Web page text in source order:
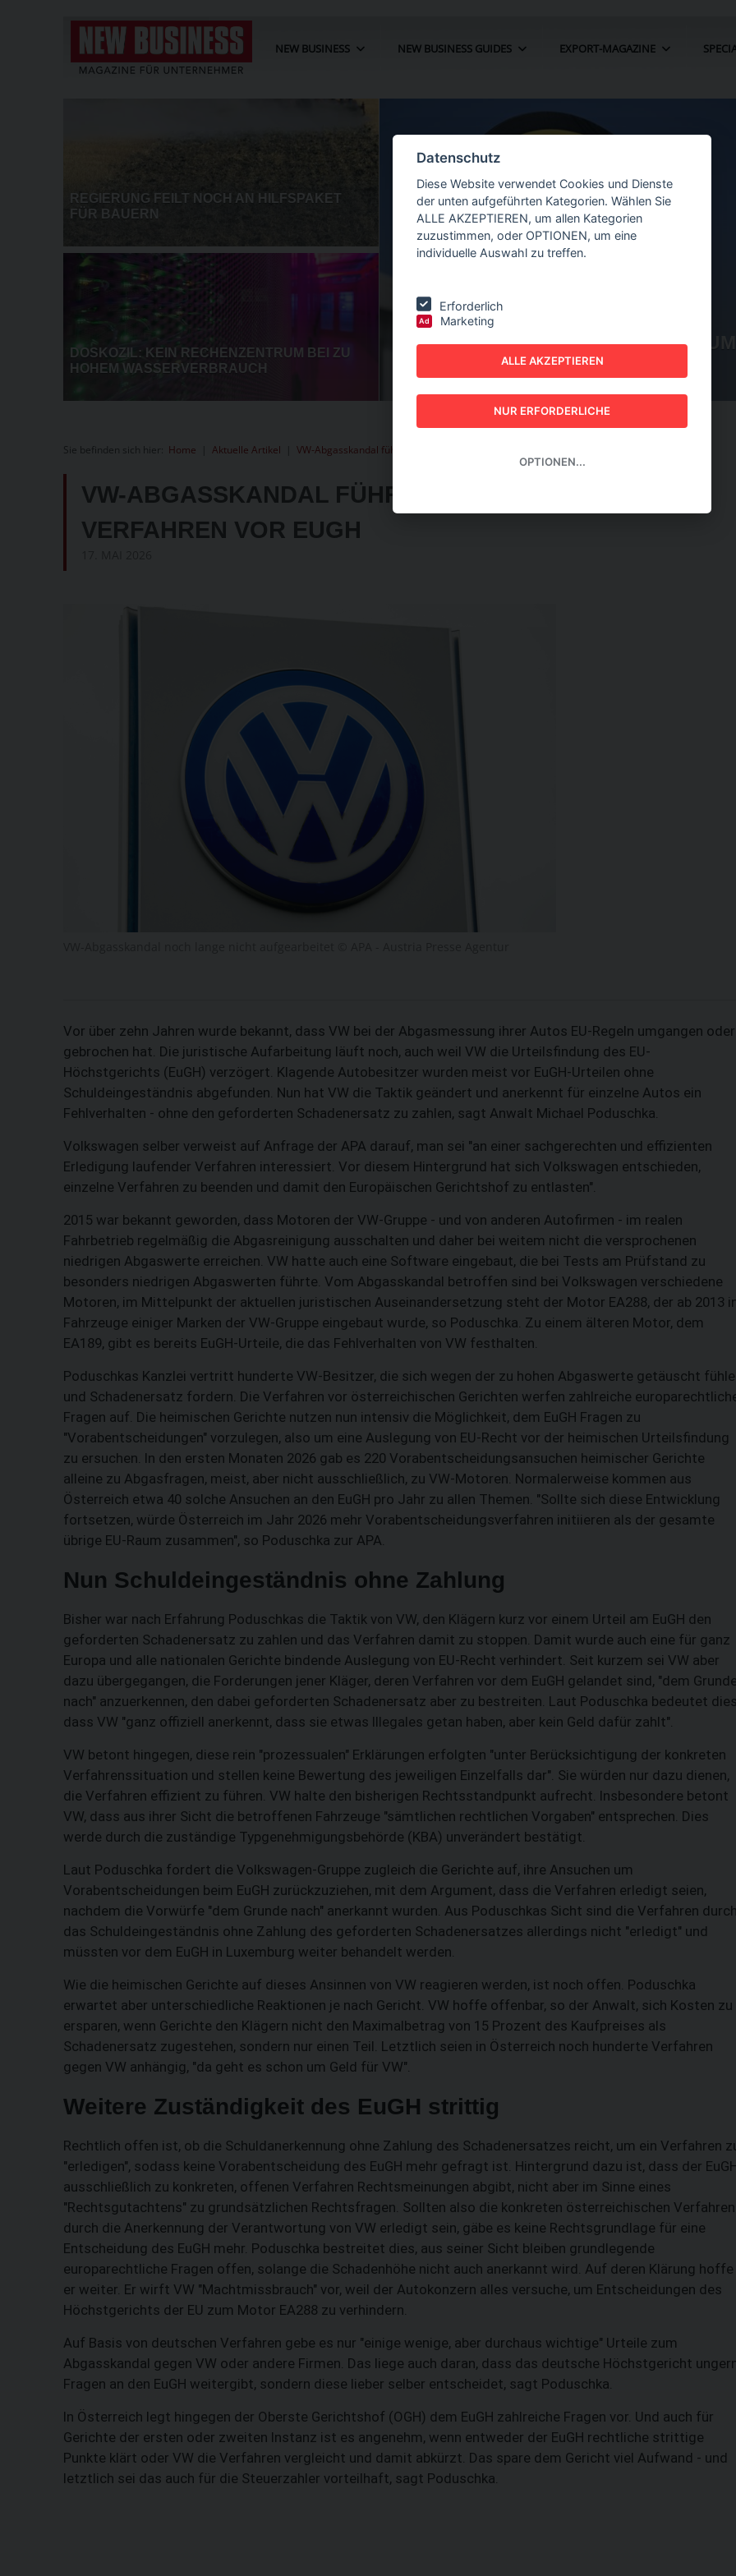
NEW BUSINESS NEW BUSINESS GUIDES EXPORT-MAGAZINE
POST-EBIT SINKT IM HALBJAHR UM 22
PROZENT AUF 73,3 MIO. EURO
GUIDES - AUTOMATION
GUIDE 2026
Sie befinden sich hier: Home Aktuelle Artikel VW-Abgasskandal führt derzeit zu Flut an Verfahren vor EuGH
VW-ABGASSKANDAL FÜHRT DERZEIT ZU FLUT AN
VERFAHREN VOR EUGH
Vor über zehn Jahren wurde bekannt, dass VW bei der Abgasmessung ihrer Autos EU-Regeln umgangen oder
gebrochen hat. Die juristische Aufarbeitung läuft noch, auch weil VW die Urteilsfindung des EU-
Höchstgerichts (EuGH) verzögert. Klagende Autobesitzer wurden meist vor EuGH-Urteilen ohne
Schuldeingeständnis abgefunden. Nun hat VW die Taktik geändert und anerkennt für einzelne Autos ein
Fehlverhalten - ohne den geforderten Schadenersatz zu zahlen, sagt Anwalt Michael Poduschka.
Volkswagen selber verweist auf Anfrage der APA darauf, man sei "an einer sachgerechten und effizienten
Erledigung laufender Verfahren interessiert. Vor diesem Hintergrund hat sich Volkswagen entschieden,
einzelne Verfahren zu beenden und damit den Europäischen Gerichtshof zu entlasten".
2015 war bekannt geworden, dass Motoren der VW-Gruppe - und von anderen Autofirmen - im realen
Fahrbetrieb regelmäßig die Abgasreinigung ausschalten und daher bei weitem nicht die versprochenen
niedrigen Abgaswerte erreichen. VW hatte auch eine Software eingebaut, die bei Tests am Prüfstand zu
besonders niedrigen Abgaswerten führte. Vom Abgasskandal betroffen sind bei Volkswagen verschiedene
Motoren, im Mittelpunkt der aktuellen juristischen Auseinandersetzung steht der Motor EA288, der ab 2013
Fahrzeuge einiger Marken der VW-Gruppe eingebaut wurde, so Poduschka. Zu einem älteren Motor, dem
EA189, gibt es bereits EuGH-Urteile, die das Fehlverhalten von VW festhalten.
Poduschkas Kanzlei vertritt hunderte VW-Besitzer, die sich wegen der zu hohen Abgaswerte getäuscht
und Schadenersatz fordern. Die Verfahren vor österreichischen Gerichten werfen zahlreiche
Fragen auf. Die heimischen Gerichte nutzen nun intensiv die Möglichkeit, dem EuGH Fragen zu
"Vorabentscheidungen" vorzulegen, also um eine Auslegung von EU-Recht vor der heimischen Urteilsfindung
zu ersuchen. In den ersten Monaten 2026 gab es 220 Vorabentscheidungsansuchen heimischer Gerichte
alleine zu Abgasfragen, meist, aber nicht ausschließlich, zu VW-Motoren. Normalerweise kommen aus
Österreich etwa 40 solche Ansuchen an den EuGH pro Jahr zu allen Themen. "Sollte sich diese Entwicklung
fortsetzen, würde Österreich im Jahr 2026 mehr Vorabentscheidungsverfahren initiieren als der gesamte
übrige EU-Raum zusammen", so Poduschka zur APA.
Nun Schuldeingeständnis ohne Zahlung
Bisher war nach Erfahrung Poduschkas die Taktik von VW, den Klägern kurz vor einem Urteil am EuGH den
geforderten Schadenersatz zu zahlen und das Verfahren damit zu stoppen. Damit wurde auch eine für ganz
Europa und alle nationalen Gerichte bindende Auslegung von EU-Recht verhindert. Seit kurzem sei VW aber
dazu übergegangen, die Forderungen jener Kläger, deren Verfahren vor dem EuGH gelandet sind, "dem
nach" anzuerkennen, den dabei geforderten Schadenersatz aber zu bestreiten. Laut Poduschka bedeutet
dass VW "ganz offiziell anerkennt, dass sie etwas Illegales getan haben, aber kein Geld dafür zahlt".
VW betont hingegen, diese rein "prozessualen" Erklärungen erfolgten "unter Berücksichtigung der konkreten
Verfahrenssituation und stellen keine Bewertung des jeweiligen Einzelfalls dar". Sie würden nur dazu dienen,
die Verfahren effizient zu führen. VW halte den bisherigen Rechtsstandpunkt aufrecht. Insbesondere betont
VW, dass aus ihrer Sicht die betroffenen Fahrzeuge "sämtlichen rechtlichen Vorgaben" entsprechen. Dies
werde durch die zuständige Typgenehmigungsbehörde (KBA) unverändert bestätigt.
Laut Poduschka fordert die Volkswagen-Gruppe zugleich die Gerichte auf, ihre Ansuchen um
Vorabentscheidungen beim EuGH zurückzuziehen, mit dem Argument, dass die Verfahren erledigt seien,
nachdem die Vorwürfe "dem Grunde nach" anerkannt wurden. Aus Poduschkas Sicht sind die Verfahren
das Schuldeingeständnis ohne Zahlung des geforderten Schadenersatzes allerdings nicht "erledigt" und
müssten vor dem EuGH in Luxemburg weiter behandelt werden.
Wie die heimischen Gerichte auf dieses Ansinnen von VW reagieren werden, ist noch offen. Poduschka
erwartet aber unterschiedliche Reaktionen je nach Gericht. VW hoffe offenbar, so der Anwalt, sich Kosten zu
ersparen, wenn Gerichte den Klägern nicht den Maximalbetrag von 15 Prozent des Kaufpreises als
Schadenersatz zugestehen, sondern nur einen Teil. Letztlich seien in Österreich noch hunderte Verfahren
gegen VW anhängig, "da geht es schon um Geld für VW".
Weitere Zuständigkeit des EuGH strittig
Rechtlich offen ist, ob die Schuldanerkennung ohne Zahlung des Schadenersatzes reicht, um ein Verfahren
"erledigen", sodass keine Vorabentscheidung des EuGH mehr gefragt ist. Hintergrund dazu ist, dass der
ausschließlich zu konkreten, offenen Verfahren Rechtsmeinungen abgibt, nicht aber im Sinne eines
"Rechtsgutachtens" zu grundsätzlichen Rechtsfragen. Sollten also die konkreten österreichischen Verfahren
durch die Anerkennung der Verantwortung von VW erledigt sein, gäbe es keine Rechtsgrundlage für eine
Entscheidung des EuGH mehr. Poduschka bestreitet dies, aus seiner Sicht bleiben grundlegende
europarechtliche Fragen offen, solange die Schadenhöhe nicht auch anerkannt wird. Auf deren Klärung hoffe
er weiter. Er wirft VW "Machtmissbrauch" vor, weil der Autokonzern alles versuche, um Entscheidungen des
Höchstgerichts der EU zum Motor EA288 zu verhindern.
Auf Basis von deutschen Verfahren gebe es nur "einige wenige, aber durchaus wichtige" Urteile zum
Abgasskandal gegen VW oder andere Firmen. Das liege auch daran, dass das deutsche Höchstgericht
Fragen an den EuGH weitergibt, sondern diese lieber selber entscheidet, sagt Poduschka.
In Österreich legt hingegen der Oberste Gerichtshof (OGH) dem EuGH zahlreiche Fragen vor. Und auch für
Gerichte der ersten oder zweiten Instanz ist es angenehm, wenn entweder der EuGH rechtliche strittige
Punkte klärt oder VW die Verfahren vergleicht und damit abkürzt. Das spare dem Gericht viel Aufwand - und
letztlich sei das auch für die Steuerzahler vorteilhaft, sagt Poduschka.
SUCHEN
Datenschutz
Diese Website verwendet Cookies und Dienste
der unten aufgeführten Kategorien. Wählen Sie
ALLE AKZEPTIEREN, um allen Kategorien
zuzustimmen, oder OPTIONEN, um eine
individuelle Auswahl zu treffen.
Erforderlich
Ad Marketing
ALLE AKZEPTIEREN
NUR ERFORDERLICHE
OPTIONEN...